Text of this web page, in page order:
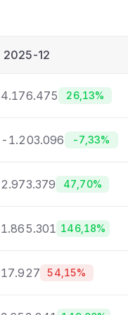
2025-12
4.176.475 26,13%
-1.203.096 -7,33%
2.973.379 47,70%
1.865.301 146,18%
17.927 54,15%